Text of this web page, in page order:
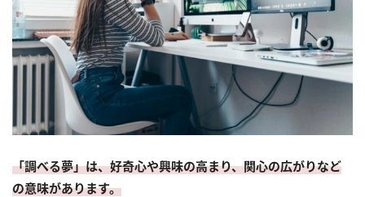
「調べる夢」は、好奇心や興味の高まり、関心の広がりなど
の意味があります。